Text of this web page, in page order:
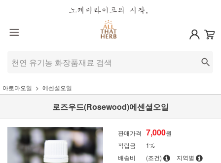
아로마오일 에센셜오일
로즈우드(Rosewood)에센셜오일
판매가격 7,000원
적립금
1%
배송비
(조건) 지역별